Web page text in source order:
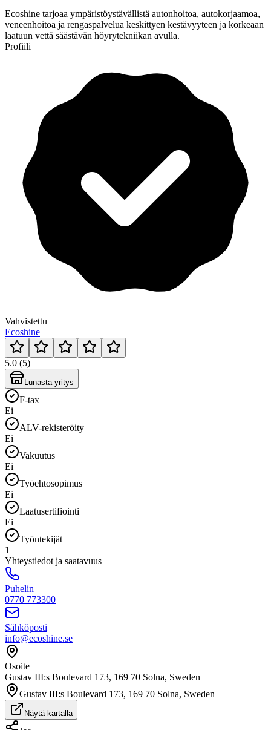
Ecoshine tarjoaa ympäristöystävällistä autonhoitoa, autokorjaamoa,
veneenhoitoa ja rengaspalvelua keskittyen kestävyyteen ja korkeaan
laatuun vettä säästävän höyrytekniikan avulla.
Profiili
Vahvistettu
Ecoshine
5.0 (5)
Lunasta yritys
F-tax
Ei
ALV-rekisteröity
Ei
Vakuutus
Ei
Työehtosopimus
Ei
Laatusertifiointi
Ei
Työntekijät
1
Yhteystiedot ja saatavuus
Puhelin
0770 773300
Sähköposti
info@ecoshine.se
Osoite
Gustav III:s Boulevard 173, 169 70 Solna, Sweden
Gustav III:s Boulevard 173, 169 70 Solna, Sweden
Näytä kartalla